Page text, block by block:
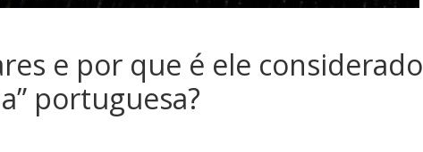
e por que é ele considerado
portuguesa?